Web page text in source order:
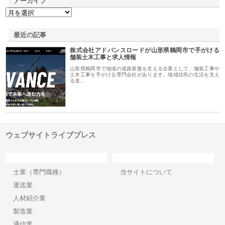
最近の記事
株式会社アドバンスロードが山形県鶴岡市で手がける
舗装土木工事と求人情報
山形県鶴岡市で地域の道路基盤を支える企業として、舗装工事や
土木工事を手がける専門会社があります。地域住民の生活を支え
る道…
ウェブサイトライブプレス
士業（専門職種）
運送業
人材紹介業
製造業
当サイトについて